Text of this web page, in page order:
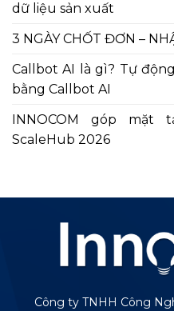
dữ liệu sản xuất
3 NGÀY CHỐT ĐƠN –
Callbot AI là gì? Tự
bằng Callbot AI
INNOCOM góp mặt
ScaleHub 2026
Công ty TNHH Công